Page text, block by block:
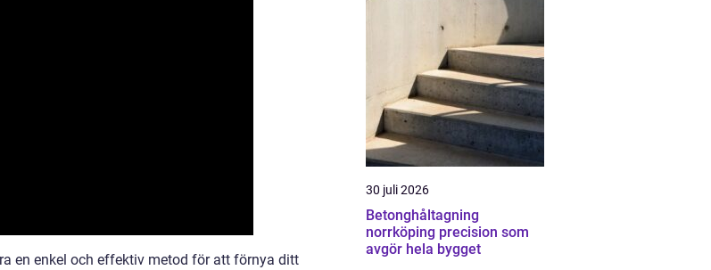
en enkel och effektiv metod för att förnya ditt
30 juli 2026
Betonghåltagning
norrköping precision som
avgör hela bygget